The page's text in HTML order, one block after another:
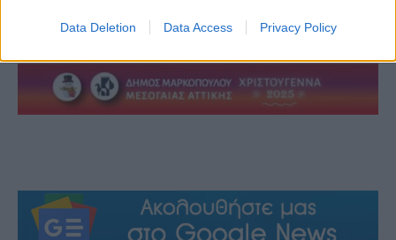
Data Deletion Data Access Privacy Policy